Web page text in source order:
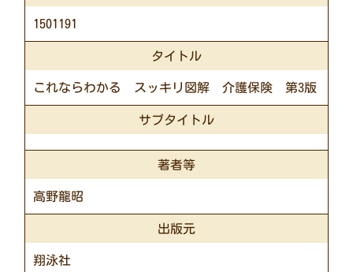
1501191
タイトル
これならわかる スッキリ図解 介護保険 第3版
サブタイトル
著者等
高野龍昭
出版元
翔泳社